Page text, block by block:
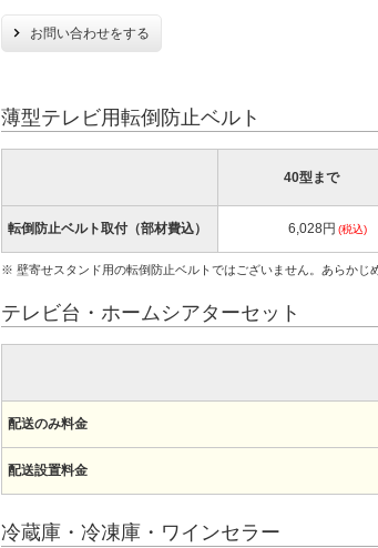
お問い合わせをする
薄型テレビ用転倒防止ベルト
40型まで
転倒防止ベルト取付（部材費込） 6,028円 (税込)
※ 壁寄せスタンド用の転倒防止ベルトではございません。あらかじ
テレビ台・ホームシアターセット
配送のみ料金
配送設置料金
冷蔵庫・冷凍庫・ワインセラー